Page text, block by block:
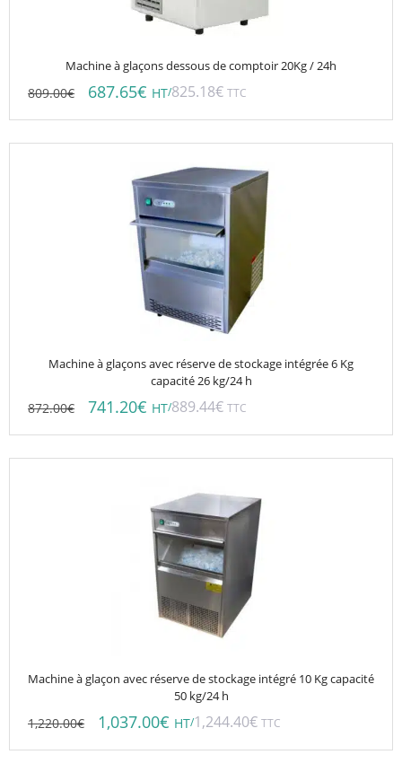
Machine à glaçons dessous de comptoir 20Kg / 24h
809.00€ 687.65€ HT/825.18€ TTC
Machine à glaçons avec réserve de stockage intégrée 6 Kg
capacité 26 kg/24 h
872.00€ 741.20€ HT/889.44€ TTC
Machine à glaçon avec réserve de stockage intégré 10 Kg capacité
50 kg/24 h
1,220.00€ 1,037.00€ HT/1,244.40€ TTC